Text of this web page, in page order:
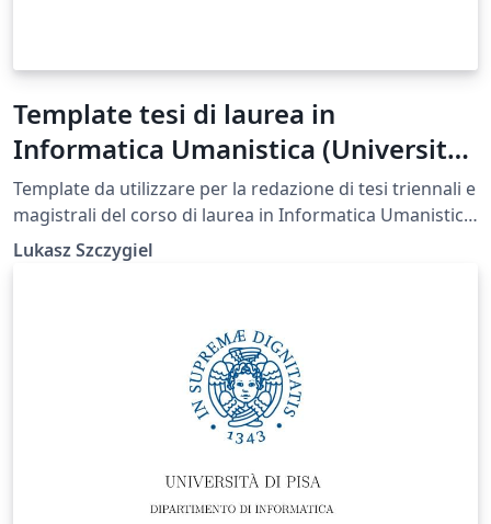
Template tesi di laurea in
Informatica Umanistica (Università
di Pisa)
Template da utilizzare per la redazione di tesi triennali e
magistrali del corso di laurea in Informatica Umanistica.
Composto seguendo le rispettive linee guida sulla
redazione degli elaborati
nale2009.pdf, https://infouma.fileli.unipi.it/wp-
content/uploads/2014/11/Lineeguida_tesi_magistrale.p
Lukasz Szczygiel